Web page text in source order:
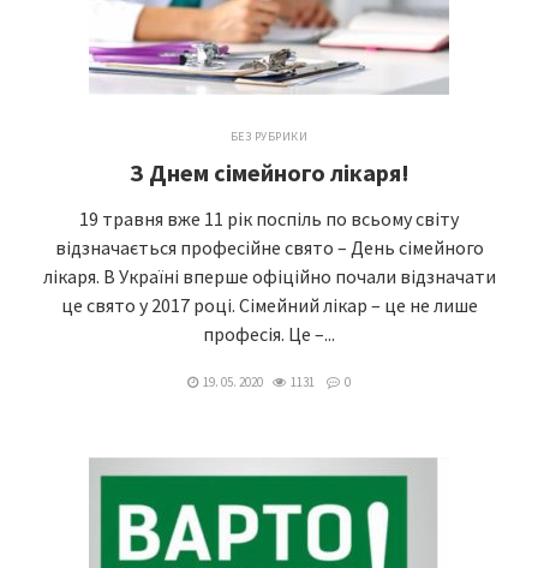
БЕЗ РУБРИКИ
З Днем сімейного лікаря!
19 травня вже 11 рік поспіль по всьому світу
відзначається професійне свято – День сімейного
лікаря. В Україні вперше офіційно почали відзначати
це свято у 2017 році. Сімейний лікар – це не лише
професія. Це –...
19. 05. 2020 1131 0